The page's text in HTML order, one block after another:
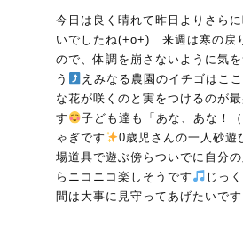
今日は良く晴れて昨日よりさら
いでしたね(+o+) 来週は寒の戻
ので、体調を崩さないように気
う
えみなる農園のイチゴはこ
な花が咲くのと実をつけるのが
す
子ども達も「あな、あな！
ゃぎです
0歳児さんの一人砂遊
場道具で遊ぶ傍らついでに自分
らニコニコ楽しそうです
じっ
間は大事に見守ってあげたいです